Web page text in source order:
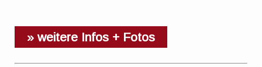
» weitere Infos + Fotos